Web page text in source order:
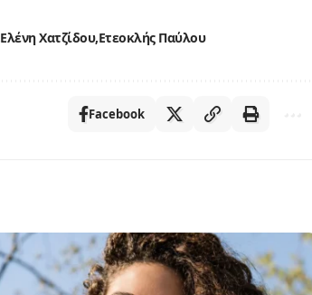
Ελένη Χατζίδου Ετεοκλής Παύλου
Facebook